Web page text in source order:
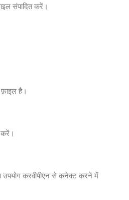
संपादित करें।
फ़ाइल है।
करवीपीएन से कनेक्ट करने में